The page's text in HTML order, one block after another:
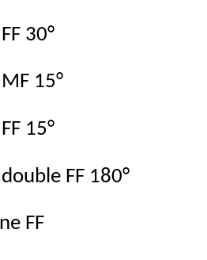
30°
15°
15°
FF 180°
FF